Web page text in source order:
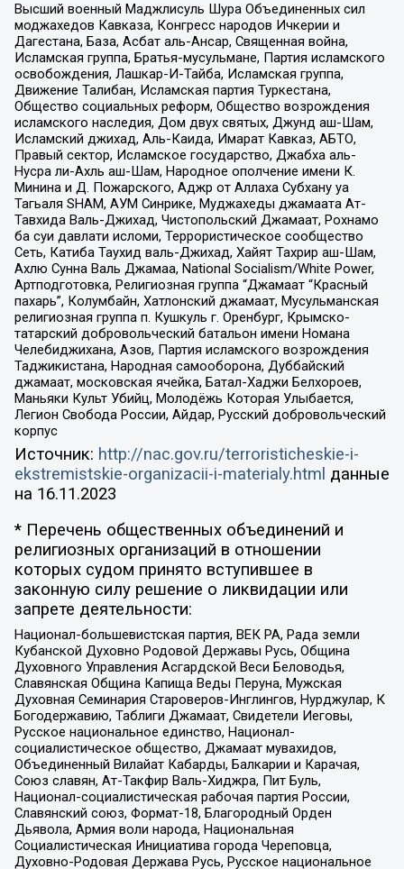
Высший военный Маджлисуль Шура Объединенных сил
моджахедов Кавказа, Конгресс народов Ичкерии и
Дагестана, База, Асбат аль-Ансар, Священная война,
Исламская группа, Братья-мусульмане, Партия исламского
освобождения, Лашкар-И-Тайба, Исламская группа,
Движение Талибан, Исламская партия Туркестана,
Общество социальных реформ, Общество возрождения
исламского наследия, Дом двух святых, Джунд аш-Шам,
Исламский джихад, Аль-Каида, Имарат Кавказ, АБТО,
Правый сектор, Исламское государство, Джабха аль-
Нусра ли-Ахль аш-Шам, Народное ополчение имени К.
Минина и Д. Пожарского, Аджр от Аллаха Субхану уа
Тагьаля SHAM, АУМ Синрике, Муджахеды джамаата Ат-
Тавхида Валь-Джихад, Чистопольский Джамаат, Рохнамо
ба суи давлати исломи, Террористическое сообщество
Сеть, Катиба Таухид валь-Джихад, Хайят Тахрир аш-Шам,
Ахлю Сунна Валь Джамаа, National Socialism/White Power,
Артподготовка, Религиозная группа “Джамаат “Красный
пахарь”, Колумбайн, Хатлонский джамаат, Мусульманская
религиозная группа п. Кушкуль г. Оренбург, Крымско-
татарский добровольческий батальон имени Номана
Челебиджихана, Азов, Партия исламского возрождения
Таджикистана, Народная самооборона, Дуббайский
джамаат, московская ячейка, Батал-Хаджи Белхороев,
Маньяки Культ Убийц, Молодёжь Которая Улыбается,
Легион Свобода России, Айдар, Русский добровольческий
корпус
Источник: http://nac.gov.ru/terroristicheskie-i-
ekstremistskie-organizacii-i-materialy.html данные
на 16.11.2023
* Перечень общественных объединений и
религиозных организаций в отношении
которых судом принято вступившее в
законную силу решение о ликвидации или
запрете деятельности:
Национал-большевистская партия, ВЕК РА, Рада земли
Кубанской Духовно Родовой Державы Русь, Община
Духовного Управления Асгардской Веси Беловодья,
Славянская Община Капища Веды Перуна, Мужская
Духовная Семинария Староверов-Инглингов, Нурджулар, К
Богодержавию, Таблиги Джамаат, Свидетели Иеговы,
Русское национальное единство, Национал-
социалистическое общество, Джамаат мувахидов,
Объединенный Вилайат Кабарды, Балкарии и Карачая,
Союз славян, Ат-Такфир Валь-Хиджра, Пит Буль,
Национал-социалистическая рабочая партия России,
Славянский союз, Формат-18, Благородный Орден
Дьявола, Армия воли народа, Национальная
Социалистическая Инициатива города Череповца,
Духовно-Родовая Держава Русь, Русское национальное